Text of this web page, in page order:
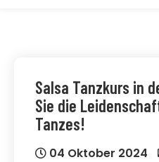
Salsa Tanzkurs in
Sie die
Tanzes!
04 Oktober 2024